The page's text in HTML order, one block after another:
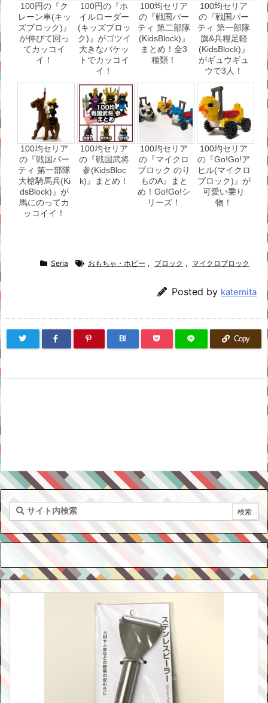
100円の『ク
レーン車(キッ
ズブロック)』
が伸びて回っ
てカッコイ
イ！
100円の『ホ
イルローダー
(キッズブロッ
ク)』がゴツイ
大きなバケッ
トでカッコイ
イ！
100均セリア
の『戦国パー
ティ 第二部隊
(KidsBlock)』
まとめ！全3
種類！
100均セリア
の『戦国パー
ティ 第一部隊
旗&兵糧足軽
(KidsBlock)』
がギュウギュ
ウで3人！
100均セリア
の『戦国パー
ティ 第一部隊
大槍騎馬兵(Ki
dsBlock)』が
馬にのってカ
ッコイイ！
100均セリア
の『戦国武将
参(KidsBloc
k)』まとめ！
100均セリア
の『マイクロ
ブロック のり
ものA』まと
め！Go!Go!シ
リーズ！
100均セリア
の『Go!Go!ア
ヒル(マイクロ
ブロック)』が
可愛い乗り
物！
Seria おもちゃ・ホビー , ブロック , マイクロブロック
Posted by katemita
B! Copy